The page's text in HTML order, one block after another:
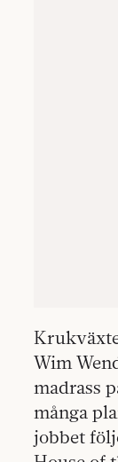
Wim
madrass
många
jobbet